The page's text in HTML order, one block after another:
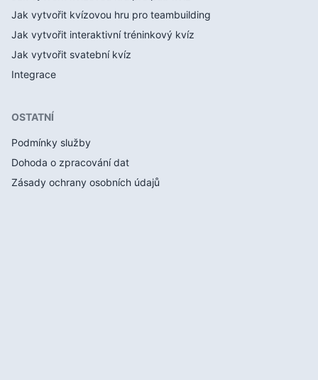
Jak vytvořit kvízovou hru pro teambuilding
Jak vytvořit interaktivní tréninkový kvíz
Jak vytvořit svatební kvíz
Integrace
OSTATNÍ
Podmínky služby
Dohoda o zpracování dat
Zásady ochrany osobních údajů